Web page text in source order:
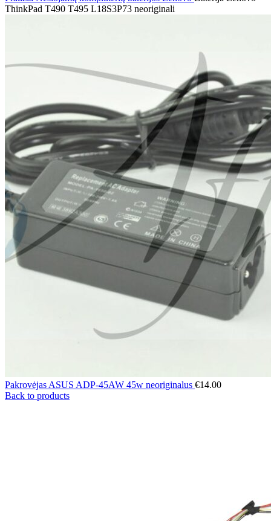
ThinkPad T490 T495 L18S3P73 neoriginali
Pakrovėjas ASUS ADP-45AW 45w neoriginalus €14.00
Back to products